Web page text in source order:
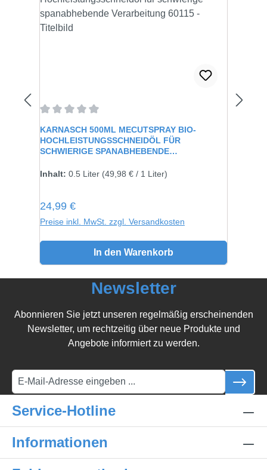
KARNASCH 500ML MECUTSPRAY BIO-
HOCHLEISTUNGSSCHNEIDÖL FÜR
SCHWIERIGE SPANABHEBENDE
Inhalt: 0.5 Liter (49,98 € / 1 Liter)
Regulärer Preis:
24,99 €
Preise inkl. MwSt. zzgl. Versandkosten
In den Warenkorb
Newsletter
Abonnieren Sie jetzt unseren regelmäßig erscheinenden
Newsletter, um rechtzeitig über neue Produkte und
Angebote informiert zu werden.
Service-Hotline
Informationen